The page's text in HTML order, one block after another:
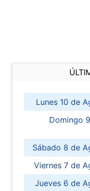
Lunes 10 de
Domingo
Sábado 8 de
Viernes 7 de
Jueves 6 de